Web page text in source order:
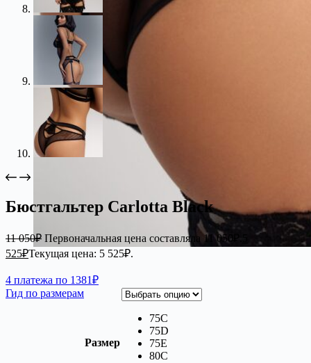
Бюстгальтер Carlotta Black
11 050₽ Первоначальная цена составляла 11 050₽.
525₽Текущая цена: 5 525₽.
4 платежа по 1381₽
Гид по размерам
Размер
75C
75D
75E
80C